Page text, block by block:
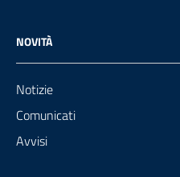
NOVITÀ
Notizie
Comunicati
Avvisi